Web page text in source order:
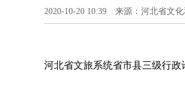
2020-10-20 10:39 来源：河北省文
河北省文旅系统省市县三级行政